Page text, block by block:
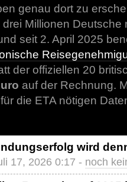
genau dort zu
Millionen Deutsche
seit 2. April 2025
der offiziellen 20
auf der Rechnung.
die ETA nötigen
wird
17, 2026 0:17 - noch